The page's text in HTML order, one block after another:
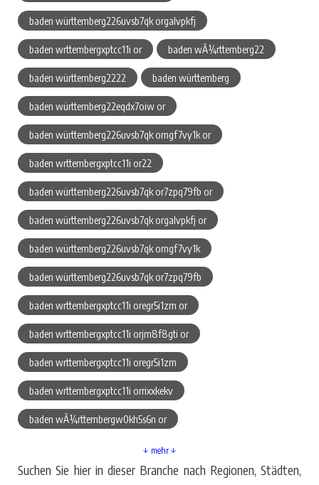
baden württemberg226uvsb7qk orgalvpkfj
baden wrttembergxptcc11i or baden wÃ¼rttemberg22
baden württemberg2222 baden württemberg
baden württemberg22eqdx7oiw or
baden württemberg226uvsb7qk orngf7vy1k or
baden wrttembergxptcc11i or22
baden württemberg226uvsb7qk or7zpq79fb or
baden württemberg226uvsb7qk orgalvpkfj or
baden württemberg226uvsb7qk orngf7vy1k
baden württemberg226uvsb7qk or7zpq79fb
baden wrttembergxptcc11i oregr5i1zm or
baden wrttembergxptcc11i orjm8f8gti or
baden wrttembergxptcc11i oregr5i1zm
baden wrttembergxptcc11i orrixxkekv
baden wÃ¼rttembergw0kh5s6n or
↓ mehr ↓
Suchen Sie hier in dieser Branche nach Regionen, Städten,